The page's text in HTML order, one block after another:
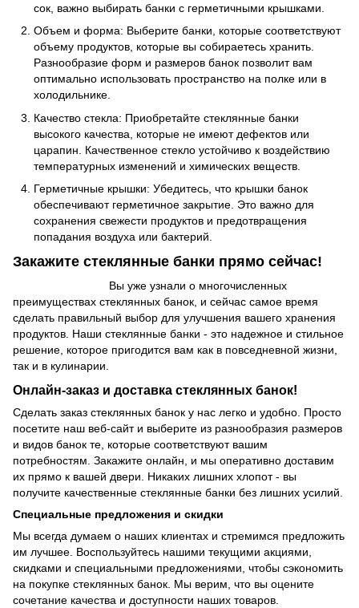
сок, важно выбирать банки с герметичными крышками.
Объем и форма: Выберите банки, которые соответствуют
объему продуктов, которые вы собираетесь хранить.
Разнообразие форм и размеров банок позволит вам
оптимально использовать пространство на полке или в
холодильнике.
Качество стекла: Приобретайте стеклянные банки
высокого качества, которые не имеют дефектов или
царапин. Качественное стекло устойчиво к воздействию
температурных изменений и химических веществ.
Герметичные крышки: Убедитесь, что крышки банок
обеспечивают герметичное закрытие. Это важно для
сохранения свежести продуктов и предотвращения
попадания воздуха или бактерий.
Закажите стеклянные банки прямо сейчас!
Вы уже узнали о многочисленных
преимуществах стеклянных банок, и сейчас самое время
сделать правильный выбор для улучшения вашего хранения
продуктов. Наши стеклянные банки - это надежное и стильное
решение, которое пригодится вам как в повседневной жизни,
так и в кулинарии.
Онлайн-заказ и доставка стеклянных банок!
Сделать заказ стеклянных банок у нас легко и удобно. Просто
посетите наш веб-сайт и выберите из разнообразия размеров
и видов банок те, которые соответствуют вашим
потребностям. Закажите онлайн, и мы оперативно доставим
их прямо к вашей двери. Никаких лишних хлопот - вы
получите качественные стеклянные банки без лишних усилий.
Специальные предложения и скидки
Мы всегда думаем о наших клиентах и стремимся предложить
им лучшее. Воспользуйтесь нашими текущими акциями,
скидками и специальными предложениями, чтобы сэкономить
на покупке стеклянных банок. Мы верим, что вы оцените
сочетание качества и доступности наших товаров.